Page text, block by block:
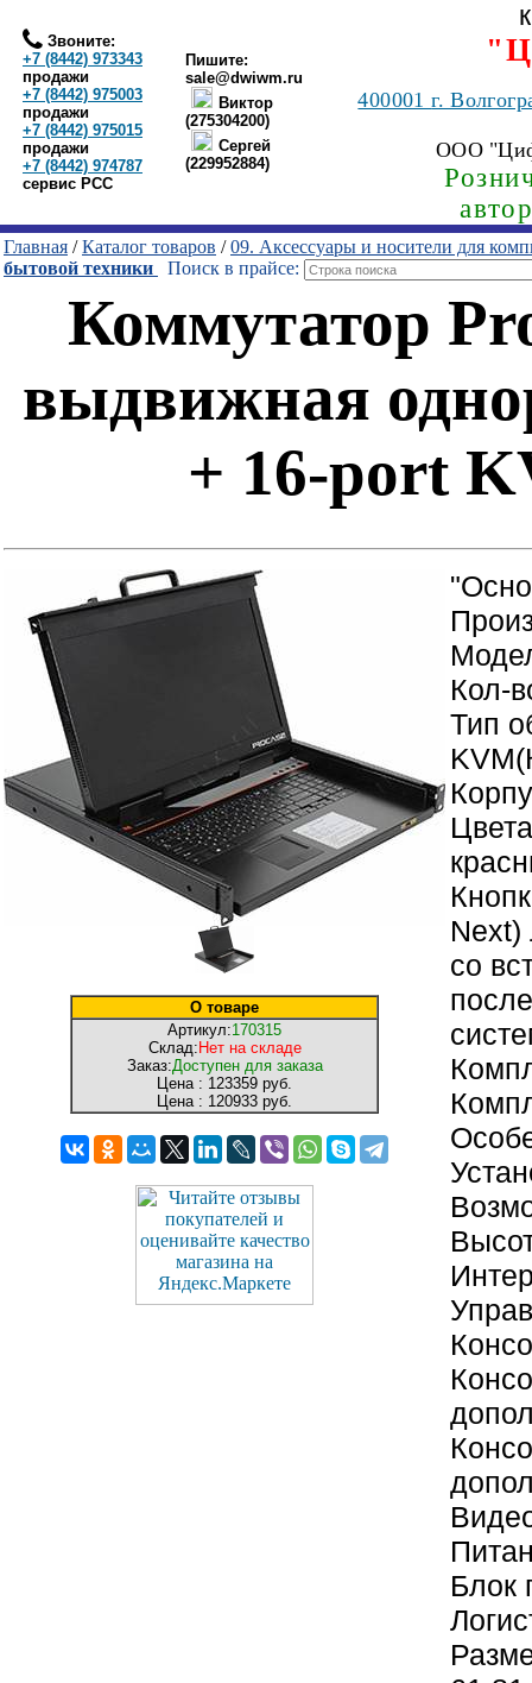
Звоните:
+7 (8442) 973343
продажи
+7 (8442) 975003
продажи
+7 (8442) 975015
продажи
+7 (8442) 974787
сервис РСС
Пишите:
sale@dwiwm.ru
Виктор
(275304200)
Сергей
(229952884)
400001г.
ООО
Главная /Каталог товаров /09. Аксессуары и носители для
бытовой техники
Поиск в прайсе:
Коммутатор
выдвижная
+ 16-port
О товаре
Артикул:170315
Склад: Нет на складе
Заказ:Доступен для заказа
Цена : 123359 руб.
Цена : 120933 руб.
Кол-
Тип
Next)
со
Блок